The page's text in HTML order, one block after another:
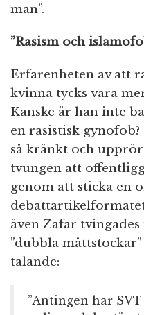
man”.
”Rasism och
Erfarenheten av att
kvinna tycks vara
Kanske är han inte
en rasistisk
så kränkt och
tvungen att
genom att sticka en
även Zafar
”dubbla
talande:
”Antingen har